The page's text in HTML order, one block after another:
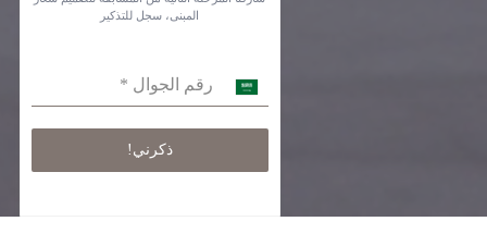
المبنى، سجل للتذكير
رقم الجوال *
ذكرني!